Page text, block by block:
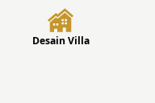
Desain Villa